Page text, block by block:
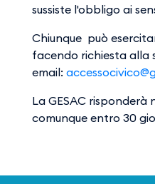
sussiste l'obbligo ai
Chiunque può
facendo richiesta alla
email:
La GESAC risponderà
comunque entro 30